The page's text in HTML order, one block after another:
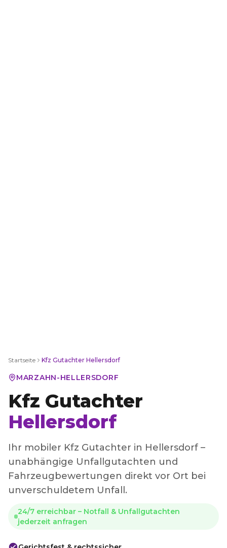
Startseite Kfz Gutachter Hellersdorf
MARZAHN-HELLERSDORF
Kfz Gutachter
Hellersdorf
Ihr mobiler Kfz Gutachter in Hellersdorf –
unabhängige Unfallgutachten und
Fahrzeugbewertungen direkt vor Ort bei
unverschuldetem Unfall.
24/7 erreichbar – Notfall & Unfallgutachten
jederzeit anfragen